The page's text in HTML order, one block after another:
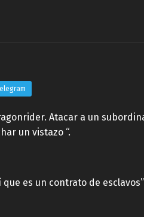
Atacar a un
un vistazo “.
es un contrato de